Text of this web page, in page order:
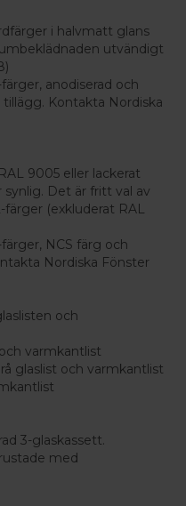
i halvmatt glans
utvändigt
anodiserad och
Kontakta Nordiska
9005 eller lackerat
synlig. Det är fritt val av
(exkluderat RAL
NCS färg och
Nordiska Fönster
och
varmkantlist
glaslist och varmkantlist
3-glaskassett.
med